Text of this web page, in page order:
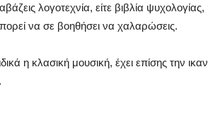
λογοτεχνία, είτε βιβλία
να σε βοηθήσει να χαλαρώσεις.
η κλασική μουσική, έχει επίσης την